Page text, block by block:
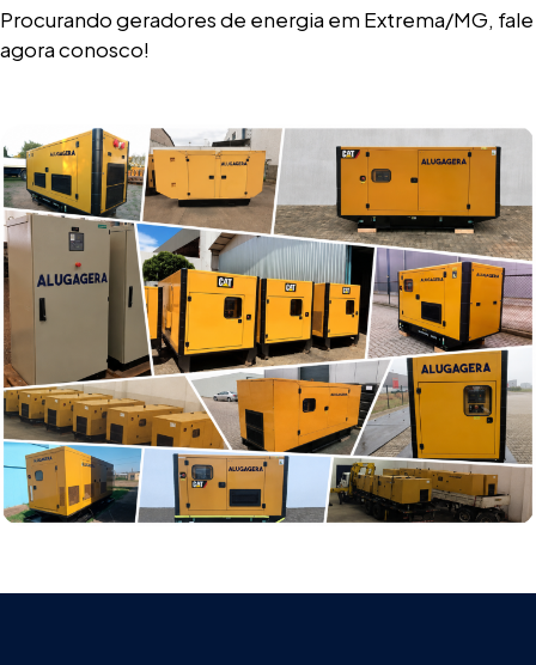
Procurando geradores de energia em Extrema/MG, fale
agora conosco!